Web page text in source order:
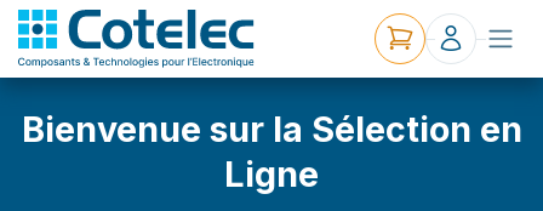
Bienvenue sur la Sélection en
Ligne